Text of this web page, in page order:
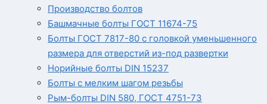
Производство болтов
Башмачные болты ГОСТ 11674-75
Болты ГОСТ 7817-80 с головкой уменьшенного
размера для отверстий из-под развертки
Норийные болты DIN 15237
Болты с мелким шагом резьбы
Рым-болты DIN 580, ГОСТ 4751-73